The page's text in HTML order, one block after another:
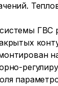
ГВС